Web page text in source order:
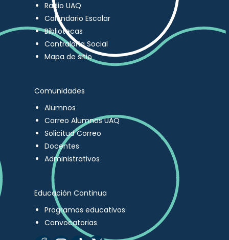
Radio UAQ
Calendario Escolar
Bibliotecas
Contraloría Social
Mapa de sitio
Comunidades
Alumnos
Correo Alumnos UAQ
Solicitud Correo
Docentes
Administrativos
Educación Continua
Programas educativos
Convocatorias